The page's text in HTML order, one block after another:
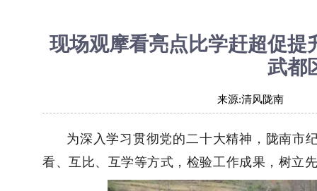
现场观摩看亮点比学赶超促
武都
来源:清风陇南
为深入学习贯彻党的二十大精神，陇南市
看、互比、互学等方式，检验工作成果，树立